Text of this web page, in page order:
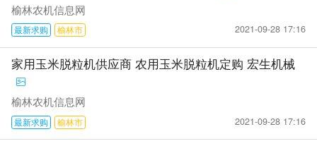
榆林农机信息网
最新求购 榆林市 2021-09-28 17:16
家用玉米脱粒机供应商 农用玉米脱粒机定购 宏生机械
榆林农机信息网
最新求购 榆林市 2021-09-28 17:16